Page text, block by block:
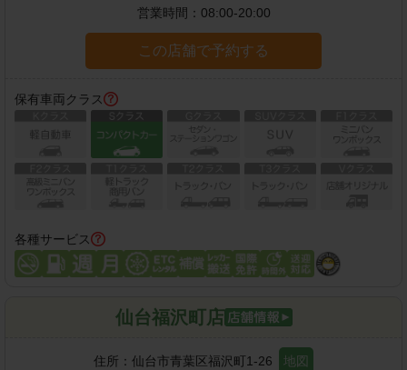
営業時間： 08:00-20:00
この店舗で予約する
保有車両クラス
各種サービス
仙台福沢町店
住所： 仙台市青葉区福沢町1-26 地図